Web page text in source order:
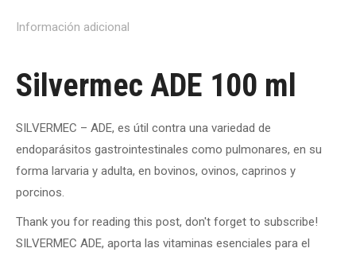
Información adicional
Silvermec ADE 100 ml
SILVERMEC – ADE, es útil contra una variedad de
endoparásitos gastrointestinales como pulmonares, en su
forma larvaria y adulta, en bovinos, ovinos, caprinos y
porcinos.
Thank you for reading this post, don't forget to subscribe!
SILVERMEC ADE, aporta las vitaminas esenciales para el